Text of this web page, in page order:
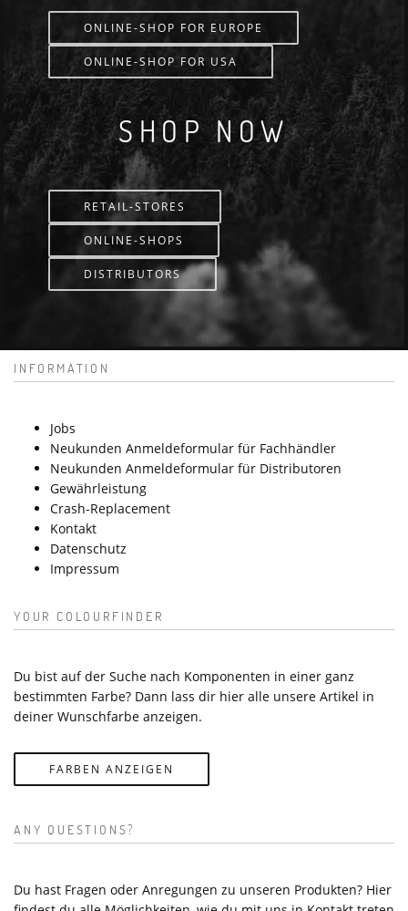
ONLINE-SHOP FOR EUROPE
ONLINE-SHOP FOR USA
SHOP NOW
RETAIL-STORES
ONLINE-SHOPS
DISTRIBUTORS
INFORMATION
Jobs
Neukunden Anmeldeformular für Fachhändler
Neukunden Anmeldeformular für Distributoren
Gewährleistung
Crash-Replacement
Kontakt
Datenschutz
Impressum
YOUR COLOURFINDER
Du bist auf der Suche nach Komponenten in einer ganz
bestimmten Farbe? Dann lass dir hier alle unsere Artikel in
deiner Wunschfarbe anzeigen.
FARBEN ANZEIGEN
ANY QUESTIONS?
Du hast Fragen oder Anregungen zu unseren Produkten? Hier